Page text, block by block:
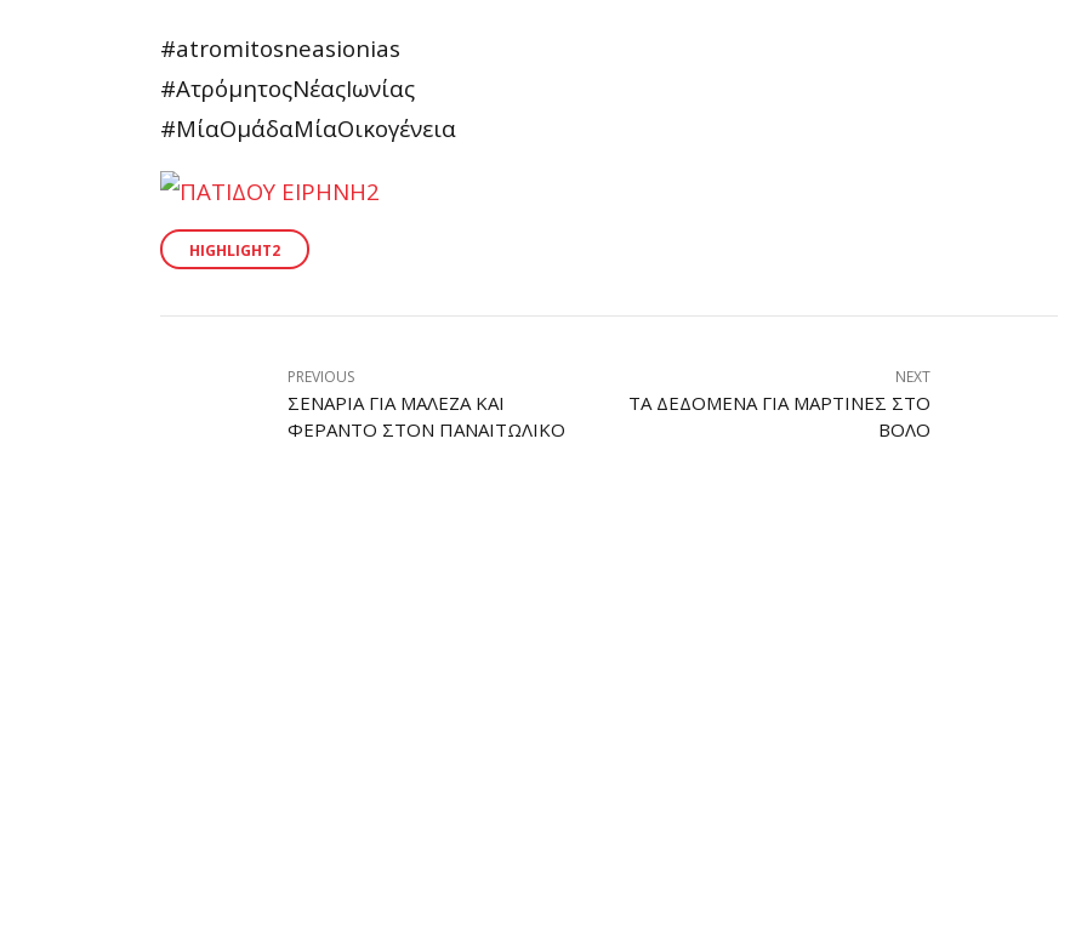
#atromitosneasionias
#ΑτρόμητοςΝέαςΙωνίας
#ΜίαΟμάδαΜίαΟικογένεια
HIGHLIGHT2
PREVIOUS
ΣΕΝΆΡΙΑ ΓΙΑ ΜΑΛΕΖΆ ΚΑΙ
ΦΕΡΆΝΤΟ ΣΤΟΝ ΠΑΝΑΙΤΩΛΙΚΌ
NEXT
ΤΑ ΔΕΔΟΜΈΝΑ ΓΙΑ ΜΑΡΤΊΝΕΣ ΣΤΟ
ΒΌΛΟ